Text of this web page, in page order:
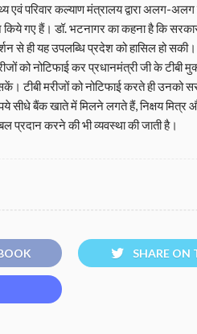
एवं परिवार कल्याण मंत्रालय द्वारा अलग-
किये गए हैं। डॉ. भटनागर का कहना है कि
से ही यह उपलब्धि प्रदेश को हासिल हो
को नोटिफाई कर प्रधानमंत्री जी के टीबी
टीबी मरीजों को नोटिफाई करते ही उनको
सीधे बैंक खाते में मिलने लगते हैं, निक्षय मित्र
प्रदान करने की भी व्यवस्था की जाती है।
SHARE ON